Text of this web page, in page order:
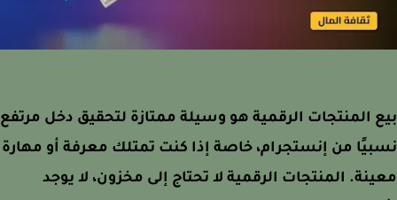
المنتجات الرقمية هو وسيلة ممتازة لتحقيق دخل مرتفع
من إنستجرام، خاصة إذا كنت تمتلك معرفة أو مهارة
المنتجات الرقمية لا تحتاج إلى مخزون، لا يوجد